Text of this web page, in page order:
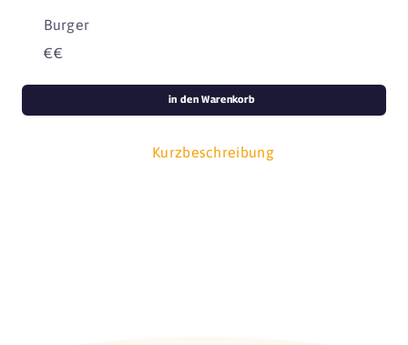
Burger
€€
Kurzbeschreibung
in den Warenkorb